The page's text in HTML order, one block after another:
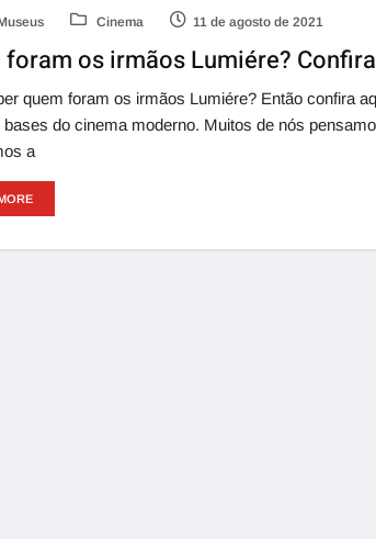
Cinema 11 de agosto de 2021
foram os irmãos Lumiére?
quem foram os irmãos Lumiére? Então confira
bases do cinema moderno. Muitos de nós
a